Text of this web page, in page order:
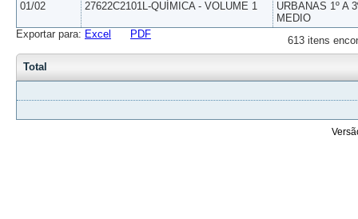
01/02 27622C2101L-QUÍMICA - VOLUME 1
URBANAS 1º A
MEDIO
613 itens
Exportar para: Excel PDF
Total